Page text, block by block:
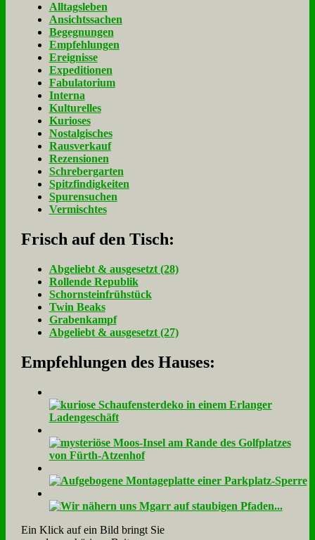
Alltagsleben
Ansichtssachen
Begegnungen
Empfehlungen
Ereignisse
Expeditionen
Fabulatorium
Interna
Kulturelles
Kurioses
Nostalgisches
Rausverkauf
Rezensionen
Schrebergarten
Spitzfindigkeiten
Spurensuchen
Vermischtes
Frisch auf den Tisch:
Ab­ge­liebt & aus­ge­setzt (28)
Rol­len­de Re­pu­blik
Schorn­stein­früh­stück
Twin Beaks
Gra­ben­kampf
Ab­ge­liebt & aus­ge­setzt (27)
Empfehlungen des Hauses:
Ein Klick auf ein Bild bringt Sie